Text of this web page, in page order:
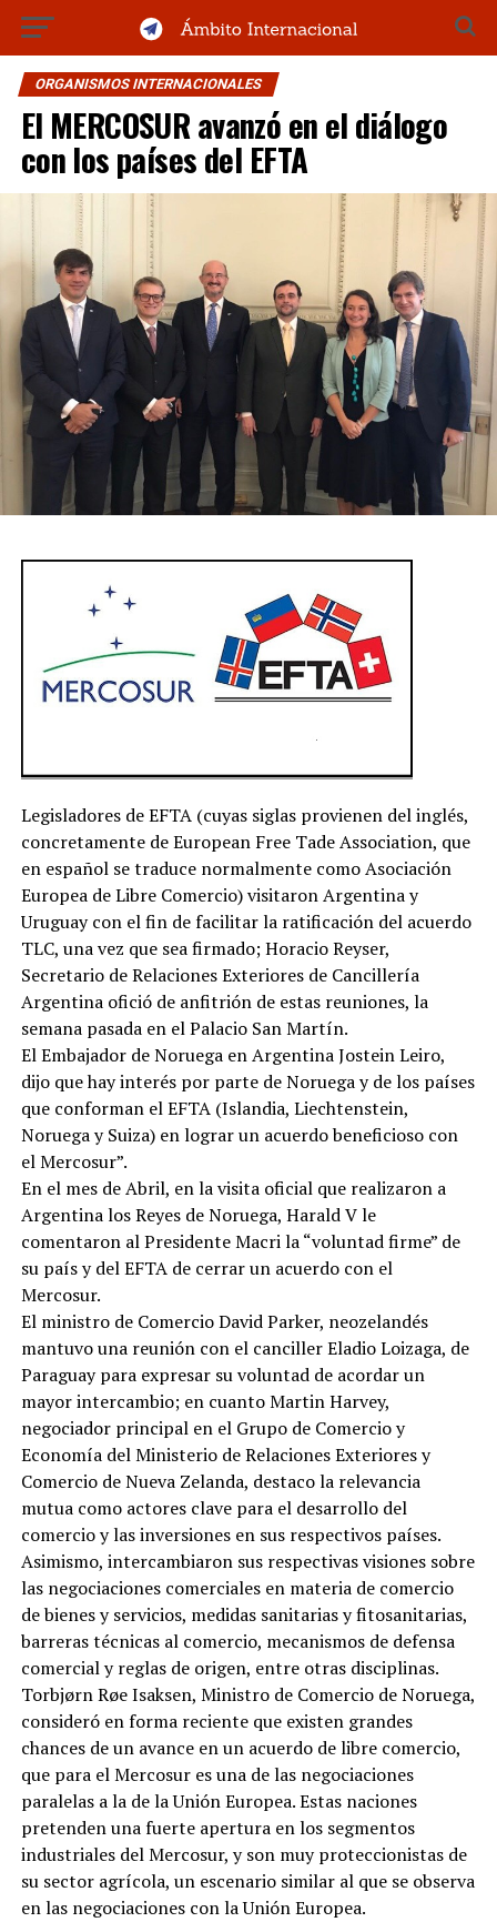
ORGANISMOS INTERNACIONALES
El MERCOSUR avanzó en el diálogo
con los países del EFTA
Legisladores de EFTA (cuyas siglas provienen del inglés,
concretamente de European Free Tade Association, que
en español se traduce normalmente como Asociación
Europea de Libre Comercio) visitaron Argentina y
Uruguay con el fin de facilitar la ratificación del acuerdo
TLC, una vez que sea firmado; Horacio Reyser,
Secretario de Relaciones Exteriores de Cancillería
Argentina ofició de anfitrión de estas reuniones, la
semana pasada en el Palacio San Martín.
El Embajador de Noruega en Argentina Jostein Leiro,
dijo que hay interés por parte de Noruega y de los países
que conforman el EFTA (Islandia, Liechtenstein,
Noruega y Suiza) en lograr un acuerdo beneficioso con
el Mercosur”.
En el mes de Abril, en la visita oficial que realizaron a
Argentina los Reyes de Noruega, Harald V le
comentaron al Presidente Macri la “voluntad firme” de
su país y del EFTA de cerrar un acuerdo con el
Mercosur.
El ministro de Comercio David Parker, neozelandés
mantuvo una reunión con el canciller Eladio Loizaga, de
Paraguay para expresar su voluntad de acordar un
mayor intercambio; en cuanto Martin Harvey,
negociador principal en el Grupo de Comercio y
Economía del Ministerio de Relaciones Exteriores y
Comercio de Nueva Zelanda, destaco la relevancia
mutua como actores clave para el desarrollo del
comercio y las inversiones en sus respectivos países.
Asimismo, intercambiaron sus respectivas visiones sobre
las negociaciones comerciales en materia de comercio
de bienes y servicios, medidas sanitarias y fitosanitarias,
barreras técnicas al comercio, mecanismos de defensa
comercial y reglas de origen, entre otras disciplinas.
Torbjørn Røe Isaksen, Ministro de Comercio de Noruega,
consideró en forma reciente que existen grandes
chances de un avance en un acuerdo de libre comercio,
que para el Mercosur es una de las negociaciones
paralelas a la de la Unión Europea. Estas naciones
pretenden una fuerte apertura en los segmentos
industriales del Mercosur, y son muy proteccionistas de
su sector agrícola, un escenario similar al que se observa
en las negociaciones con la Unión Europea.